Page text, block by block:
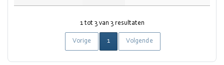
1 tot 3 van 3 resultaten
Vorige 1 Volgende